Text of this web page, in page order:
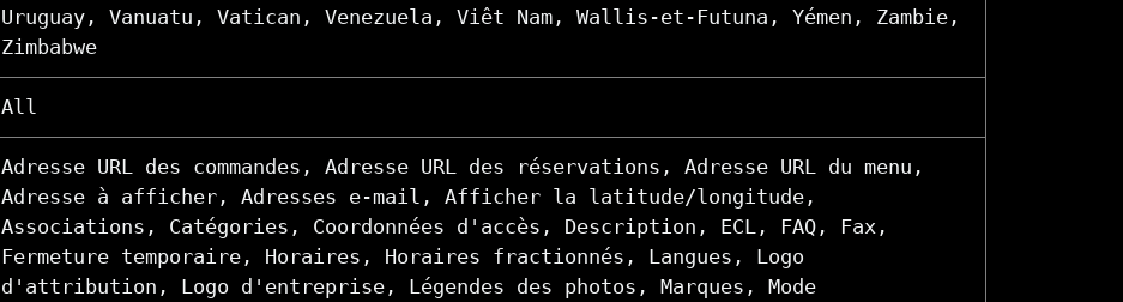
Uruguay, Vanuatu, Vatican, Venezuela, Viêt Nam, Wallis-et-Futuna, Yémen, Zambie,
Zimbabwe
All
Adresse URL des commandes, Adresse URL des réservations, Adresse URL du menu,
Adresse à afficher, Adresses e-mail, Afficher la latitude/longitude,
Associations, Catégories, Coordonnées d'accès, Description, ECL, FAQ, Fax,
Fermeture temporaire, Horaires, Horaires fractionnés, Langues, Logo
d'attribution, Logo d'entreprise, Légendes des photos, Marques, Mode